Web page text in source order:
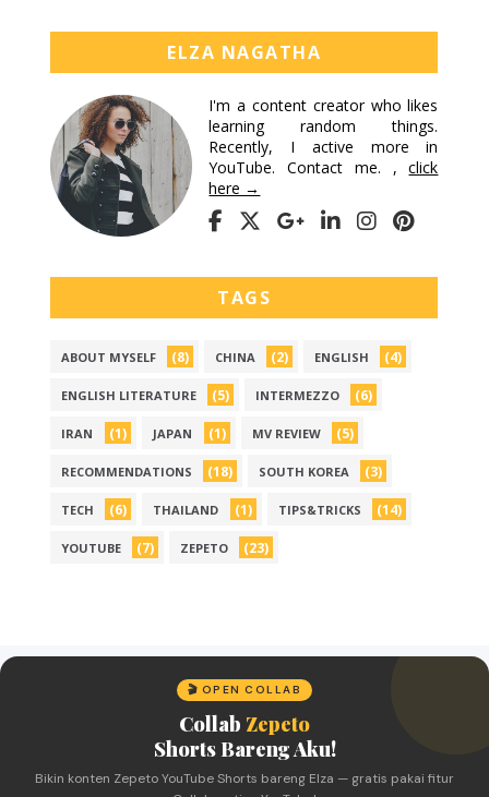
ELZA NAGATHA
I'm a content creator who likes
learning random things.
Recently, I active more in
YouTube. Contact me. ,click
here →
TAGS
ABOUT MYSELF (8) CHINA (2) ENGLISH (4)
ENGLISH LITERATURE (5) INTERMEZZO (6)
IRAN (1) JAPAN (1) MV REVIEW (5)
RECOMMENDATIONS (18) SOUTH KOREA (3)
TECH (6) THAILAND (1) TIPS&TRICKS (14)
YOUTUBE (7) ZEPETO (23)
🎬 OPEN COLLAB
Collab Zepeto
Shorts Bareng Aku!
Bikin konten Zepeto YouTube Shorts bareng Elza — gratis pakai fitur